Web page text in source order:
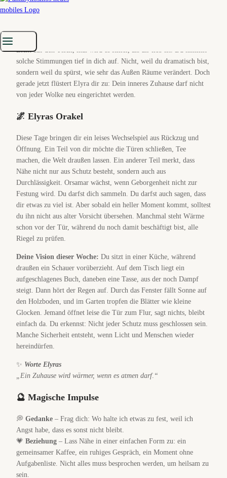
✨ Das erste Flüstern
Licht auf den Tisch, mal wird es stiller, als dir lieb ist. Du nimmst
solche Stimmungen tief in dich auf. Nicht, weil du dramatisch bist,
sondern weil du spürst, wie sehr das Außen Räume verändert. Doch
gerade jetzt flüstert Elyra dir zu: Dein inneres Zuhause darf nicht
von jeder Wolke neu eingerichtet werden.
🌌 Elyras Orakel
Diese Tage bringen dir ein leises Wechselspiel aus Rückzug und
Öffnung. Ein Teil von dir möchte die Türen schließen, Tee
machen, die Welt draußen lassen. Ein anderer Teil merkt, dass
Nähe nicht nur aus Schutz besteht, sondern auch aus
Durchlässigkeit. Orsamar wächst, wenn Geborgenheit nicht zur
Festung wird. Du darfst dich sammeln. Du darfst auch sagen, dass
dir etwas zu viel ist. Aber sobald ein heller Moment kommt, solltest
du ihn nicht aus alter Vorsicht übersehen. Manchmal steht Wärme
schon vor der Tür, während du noch damit beschäftigt bist, alle
Riegel zu prüfen.
Deine Vision dieser Woche: Du sitzt in einer Küche, während
draußen ein Schauer vorüberzieht. Auf dem Tisch liegt ein
aufgeschlagenes Buch, daneben eine Tasse, aus der noch Dampf
steigt. Dann hört der Regen auf. Durch das Fenster fällt Sonne auf
den Holzboden, und im Garten tropfen die Blätter wie kleine
Glocken. Jemand öffnet leise die Tür zum Flur, sagt nichts, bleibt
einfach da. Du erkennst: Nicht jeder Schutz muss geschlossen sein.
Manche Sicherheit entsteht, wenn Licht und Menschen wieder
hereindürfen.
✨ Worte Elyras
„Ein Zuhause wird wärmer, wenn es atmen darf. “
🔮 Magische Impulse
💭 Gedanke – Frag dich: Wo halte ich etwas zu fest, weil ich
Angst habe, dass es sonst nicht bleibt.
💗 Beziehung – Lass Nähe in einer einfachen Form zu: ein
gemeinsamer Kaffee, ein ruhiges Gespräch, ein Moment ohne
Aufgabenliste. Nicht alles muss besprochen werden, um heilsam zu
sein.